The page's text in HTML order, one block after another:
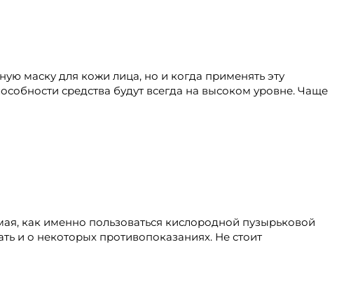
маску для кожи лица, но и когда применять эту
средства будут всегда на высоком уровне. Чаще
как именно пользоваться кислородной пузырьковой
и о некоторых противопоказаниях. Не стоит